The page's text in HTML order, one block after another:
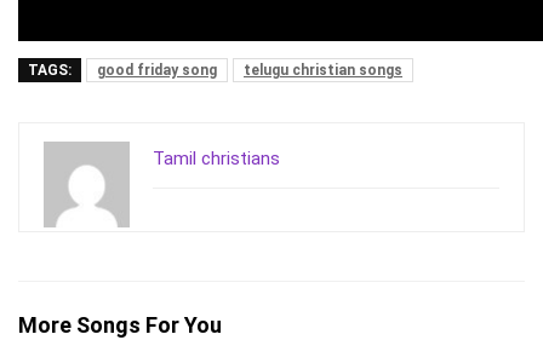
TAGS: good friday song telugu christian songs
Tamil christians
More Songs For You